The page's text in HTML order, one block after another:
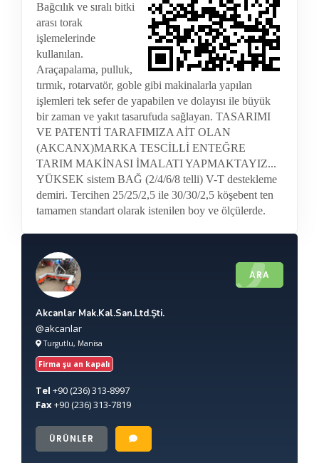
Bağcılık ve sıralı bitki
arası torak
işlemelerinde
kullanılan.
Araçapalama, pulluk,
tırmık, rotarvatör, goble gibi makinalarla yapılan
işlemleri tek sefer de yapabilen ve dolayısı ile büyük
bir zaman ve yakıt tasarufuda sağlayan. TASARIMI
VE PATENTİ TARAFIMIZA AİT OLAN
(AKCANX)MARKA TESCİLLİ ENTEĞRE
TARIM MAKİNASI İMALATI YAPMAKTAYIZ...
YÜKSEK sistem BAĞ (2/4/6/8 telli) V-T destekleme
demiri. Tercihen 25/25/2,5 ile 30/30/2,5 köşebent ten
tamamen standart olarak istenilen boy ve ölçülerde.
ARA
Akcanlar Mak.Kal.San.Ltd.Şti.
@akcanlar
Turgutlu, Manisa
Firma şu an kapalı
Tel +90(236) 313-8997
Fax+90(236) 313-7819
ÜRÜNLER